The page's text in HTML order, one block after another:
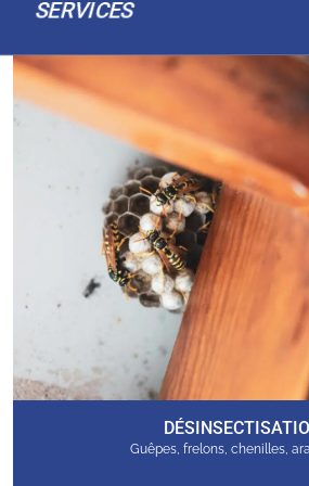
SERVICES
Guêpes, frelons, chenilles,